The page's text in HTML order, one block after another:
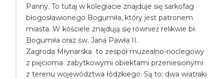
Panny. To tutaj w kolegiacie znajduje się sarkofag
błogosławionego Bogumiła, który jest patronem
miasta. W kościele znajdują się również relikwie bł.
Bogumiła oraz św. Jana Pawła II.
Zagroda Młynarska to zespół muzealno-noclegowy
z pięcioma zabytkowymi obiektami przeniesionymi
z terenu województwa łódzkiego. Są to: dwa wiatraki